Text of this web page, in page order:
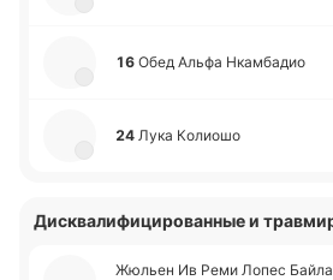
16 Обед Альфа Нка­мба­дио
24 Лука Ко­лио­шо
Дисквалифицированные и
Жюльен Ив Реми Лопес Байла